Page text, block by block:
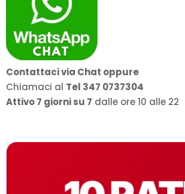
Contattaci via Chat oppure
Chiamaci al Tel 347 0737304
Attivo 7 giorni su 7 dalle ore 10 alle 22